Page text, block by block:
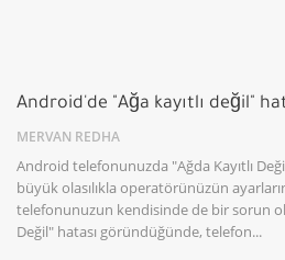
Android'de "Ağa kayıtlı değil"
MERVAN REDHA
Android telefonunuzda "Ağda Kayıtlı
büyük olasılıkla operatörünüzün
telefonunuzun kendisinde de bir sorun
Değil" hatası göründüğünde, telefon...